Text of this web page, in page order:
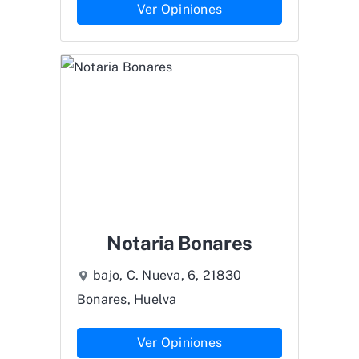
Ver Opiniones
Notaria Bonares
bajo, C. Nueva, 6, 21830
Bonares, Huelva
Ver Opiniones